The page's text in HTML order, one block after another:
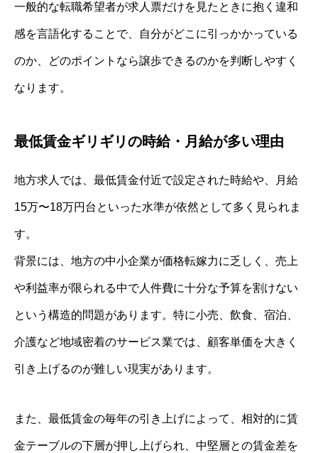
一般的な転職希望者が求人票だけを見たときに抱く違和
感を言語化することで、自分がどこに引っかかっている
のか、どのポイントなら譲歩できるのかを判断しやすく
なります。
最低賃金ギリギリの時給・月給が多い理由
地方求人では、最低賃金付近で設定された時給や、月給
15万〜18万円台といった水準が依然として多く見られま
す。
背景には、地方の中小企業が価格転嫁力に乏しく、売上
や利益率が限られる中で人件費に十分な予算を割けない
という構造的問題があります。特に小売、飲食、宿泊、
介護など地域密着のサービス業では、顧客単価を大きく
引き上げるのが難しい現実があります。
また、最低賃金の毎年の引き上げによって、相対的に賃
金テーブルの下層が押し上げられ、中堅層との賃金差を